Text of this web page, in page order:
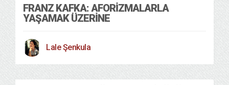
FRANZ KAFKA: AFORIZMALARLA
YAŞAMAK ÜZERINE
Lale Şenkula